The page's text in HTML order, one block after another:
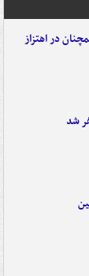
در اهتزاز
شد